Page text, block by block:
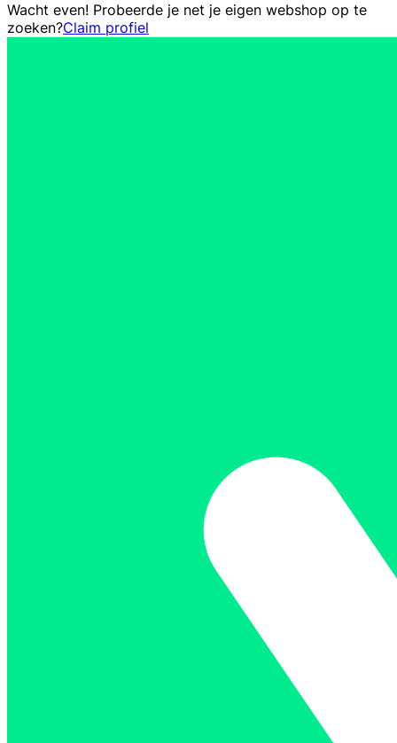
Wacht even! Probeerde je net je eigen webshop op te
zoeken?Claim profiel